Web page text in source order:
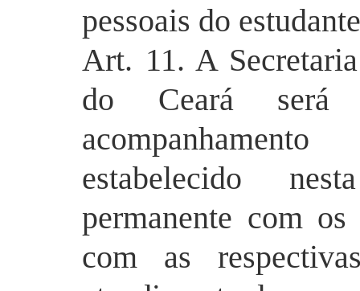
pessoais do
Art. 11. A
do Ceará será
estabelecido
permanente com
com as